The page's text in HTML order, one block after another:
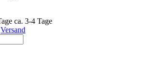
ca. 3-4 Tage
Versand